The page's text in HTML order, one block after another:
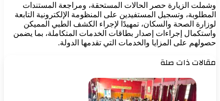
وشملت الزيارة حصر الحالات المستحقة، ومراجعة المستندات
المطلوبة، وتسجيل المستفيدين على المنظومة الإلكترونية التابعة
لوزارة الصحة والسكان، تمهيدًا لإجراء الكشف الطبي المميكن
واستكمال إجراءات إصدار بطاقات الخدمات المتكاملة، بما يضمن
حصولهم على المزايا والخدمات التي تقدمها الدولة.
مقالات ذات صلة